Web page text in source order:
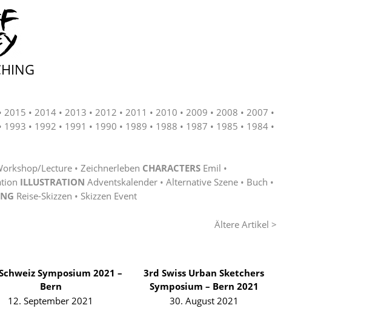
2015 2014 2013 2012 2011 2010 2009 2008
2007
1993 1992 1991 1990 1989 1988 1987 1985
1984
Lecture Zeichnerleben CHARACTERS Emil
ILLUSTRATION Adventskalender Alternative Szene
Buch
Reise-Skizzen Skizzen Event
Ältere Artikel >
Symposium 2021 –
Bern
12. September 2021
3rd Swiss Urban Sketchers
Symposium – Bern 2021
30. August 2021